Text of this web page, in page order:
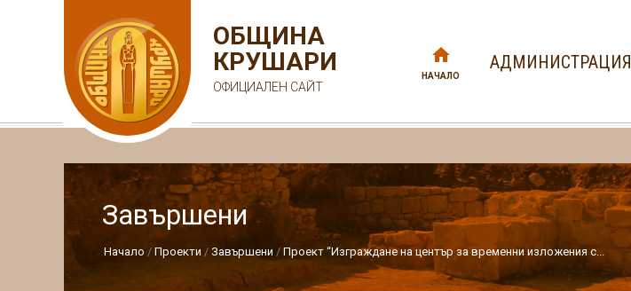
ОБЩИНА
КРУШАРИ
ОФИЦИАЛЕН САЙТ
НАЧАЛО
АДМИНИСТРАЦИЯ
Завършени
Начало Проекти Завършени Проект “Изграждане на център за временни изложения с...